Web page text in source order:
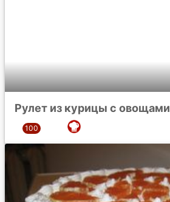
Рулет из курицы с овощами